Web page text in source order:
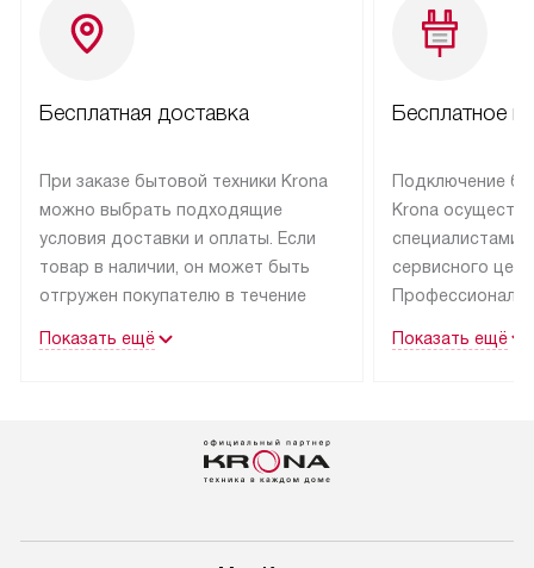
Бесплатная доставка
При заказе бытовой техники Krona
можно выбрать подходящие
условия доставки и оплаты. Если
товар в наличии, он может быть
отгружен покупателю в течение
оплачивается дополнительно.
Возможна доставка товаров
Показать ещё
Бесплатное
Подключение
Krona
специалистами
сервисного
эксплуатации
Показать ещё